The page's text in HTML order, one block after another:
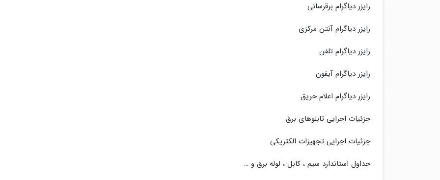
رایزر دیاگرام برقرسانی
رایزر دیاگرام آنتن مرکزی
رایزر دیاگرام تلفن
رایزر دیاگرام آیفون
رایزر دیاگرام اعلام حریق
جزئیات اجرایی تابلوهای برق
جزئیات اجرایی تجهیزات الکتریکی
جداول استاندارد سیم ، کابل ، لوله برق و …